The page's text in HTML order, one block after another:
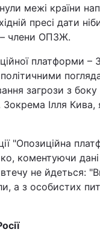
межі країни
пресі дати
– члени ОПЗЖ.
платформи –
загрози з
Зокрема Ілля Кива,
"Опозиційна
коментуючи дані
не йдеться:
а з особистих